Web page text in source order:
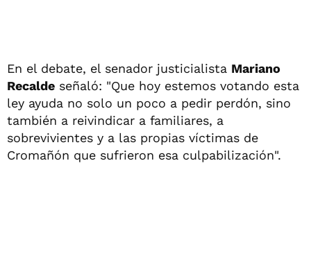
En el debate, el senador justicialista Mariano
Recalde señaló: "Que hoy estemos votando esta
ley ayuda no solo un poco a pedir perdón, sino
también a reivindicar a familiares, a
sobrevivientes y a las propias víctimas de
Cromañón que sufrieron esa culpabilización".